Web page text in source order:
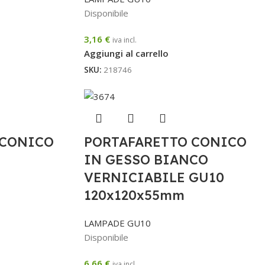
Disponibile
3,16 € iva incl.
Aggiungi al carrello
SKU: 218746
PORTAFARETTO CONICO
IN GESSO BIANCO
VERNICIABILE GU10
120x120x55mm
LAMPADE GU10
Disponibile